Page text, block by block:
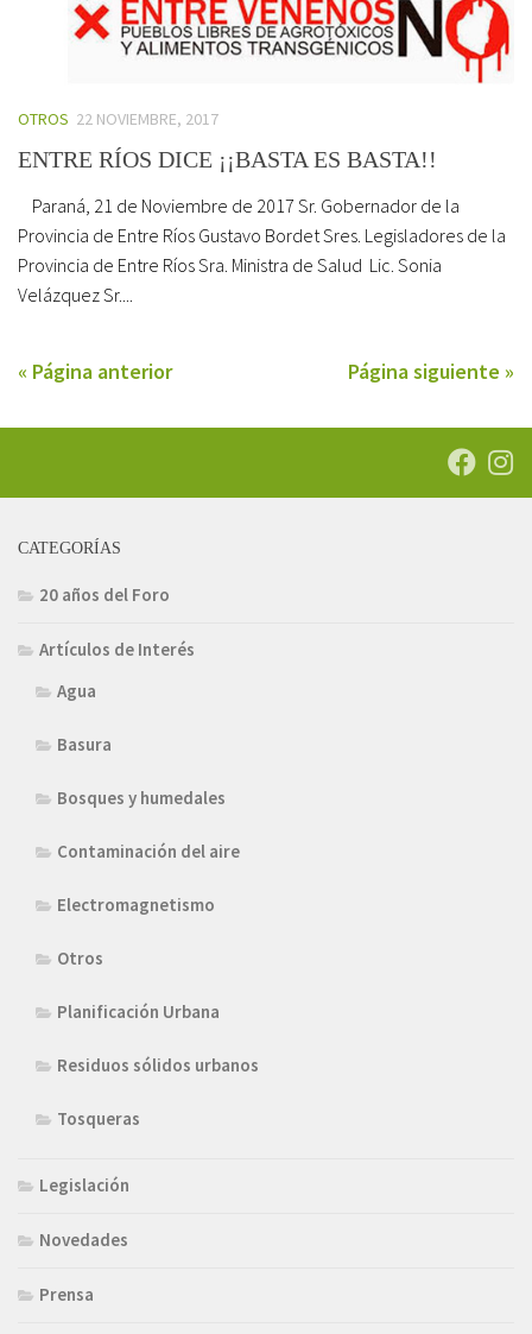
OTROS 22 NOVIEMBRE, 2017
ENTRE RÍOS DICE ¡¡BASTA ES BASTA!!
Paraná, 21 de Noviembre de 2017 Sr. Gobernador de la
Provincia de Entre Ríos Gustavo Bordet Sres. Legisladores de la
Provincia de Entre Ríos Sra. Ministra de Salud Lic. Sonia
Velázquez Sr....
« Página anterior Página siguiente »
CATEGORÍAS
20 años del Foro
Artículos de Interés
Agua
Basura
Bosques y humedales
Contaminación del aire
Electromagnetismo
Otros
Planificación Urbana
Residuos sólidos urbanos
Tosqueras
Legislación
Novedades
Prensa